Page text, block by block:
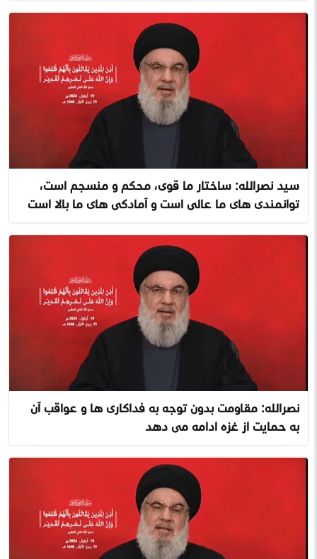
سید نصرالله: ساختار ما قوی، محکم و منسجم است،
توانمندی های ما عالی است و آمادگی های ما بالا است
نصرالله: مقاومت بدون توجه به فداکاری ها و عواقب آن
به حمایت از غزه ادامه می دهد